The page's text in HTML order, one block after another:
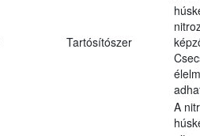
Tartósítószer
A